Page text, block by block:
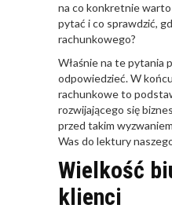
na co konkretnie warto
pytać i co sprawdzić,
rachunkowego?
Właśnie na te pytania
odpowiedzieć. W
rachunkowe to
rozwijającego się
przed takim
Was do lektury
Wielkość
klienci